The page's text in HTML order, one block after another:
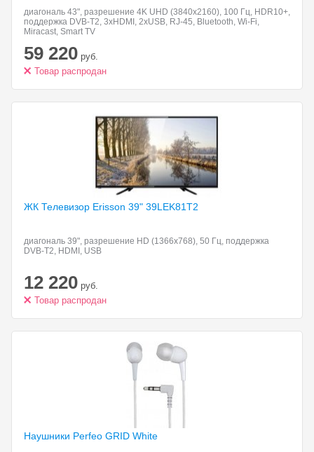
диагональ 43", разрешение 4K UHD (3840x2160), 100 Гц, HDR10+,
поддержка DVB-T2, 3xHDMI, 2xUSB, RJ-45, Bluetooth, Wi-Fi,
Miracast, Smart TV
59 220 руб.
Товар распродан
ЖК Телевизор Erisson 39" 39LEK81T2
диагональ 39", разрешение HD (1366x768), 50 Гц, поддержка
DVB-T2, HDMI, USB
12 220 руб.
Товар распродан
Наушники Perfeo GRID White